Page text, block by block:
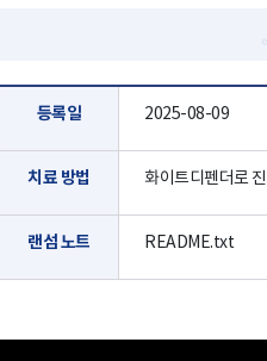
등록일 2025-08-09
치료 방법 화이트디펜더로
랜섬 노트 README.txt